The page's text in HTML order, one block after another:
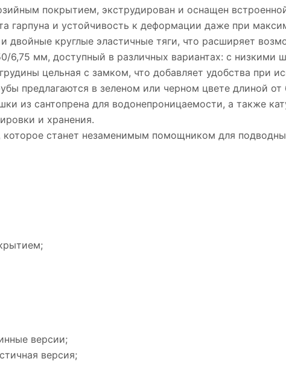
покрытием, экструдирован и оснащен
и устойчивость к деформации даже при
двойные круглые эластичные тяги, что расширяет
6,75 мм, доступный в различных вариантах: с низкими
цельная с замком, что добавляет удобства при
предлагаются в зеленом или черном цвете длиной от
из сантопрена для водонепроницаемости, а также
и хранения.
которое станет незаменимым помощником для
версии;
версия;